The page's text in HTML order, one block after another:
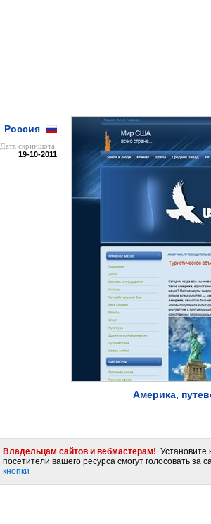
Россия
Дата cкриншота:
19-10-2011
Америка,
Владельцам сайтов и вебмастерам! Установите
посетители вашего ресурса смогут голосовать за
кнопки